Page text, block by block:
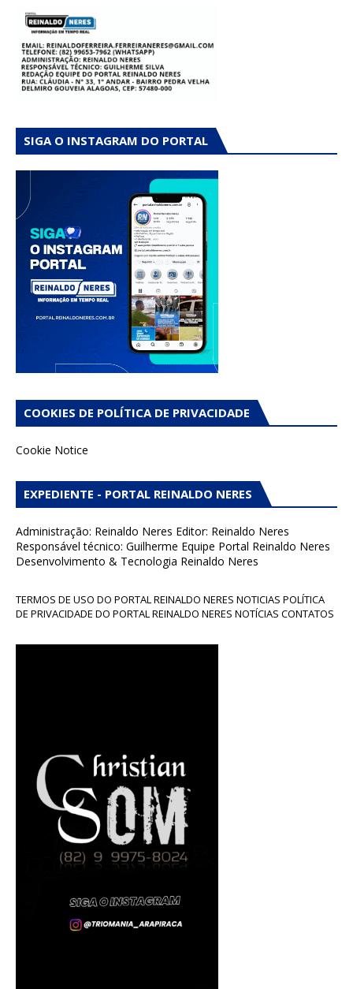
SIGA O INSTAGRAM DO PORTAL
COOKIES DE POLÍTICA DE PRIVACIDADE
Cookie Notice
EXPEDIENTE - PORTAL REINALDO NERES
Administração: Reinaldo Neres Editor: Reinaldo Neres
Responsável técnico: Guilherme Equipe Portal Reinaldo Neres
Desenvolvimento & Tecnologia Reinaldo Neres
TERMOS DE USO DO PORTAL REINALDO NERES NOTICIAS POLÍTICA
DE PRIVACIDADE DO PORTAL REINALDO NERES NOTÍCIAS CONTATOS